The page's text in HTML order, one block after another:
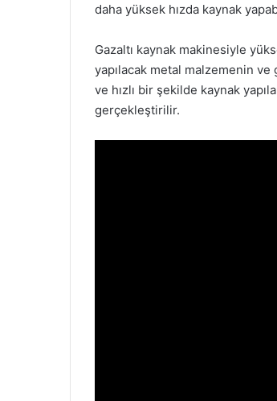
daha yüksek hızda kaynak
Gazaltı kaynak makinesiyle
yapılacak metal malzemenin
ve hızlı bir şekilde kaynak
gerçekleştirilir.